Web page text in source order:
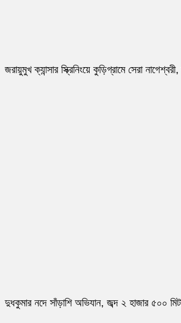
জরায়ুমুখ ক্যান্সার স্ক্রিনিংয়ে কুড়িগ্রামে সেরা
দুধকুমার নদে সাঁড়াশি অভিযান, জব্দ ২ হাজার ৫০০